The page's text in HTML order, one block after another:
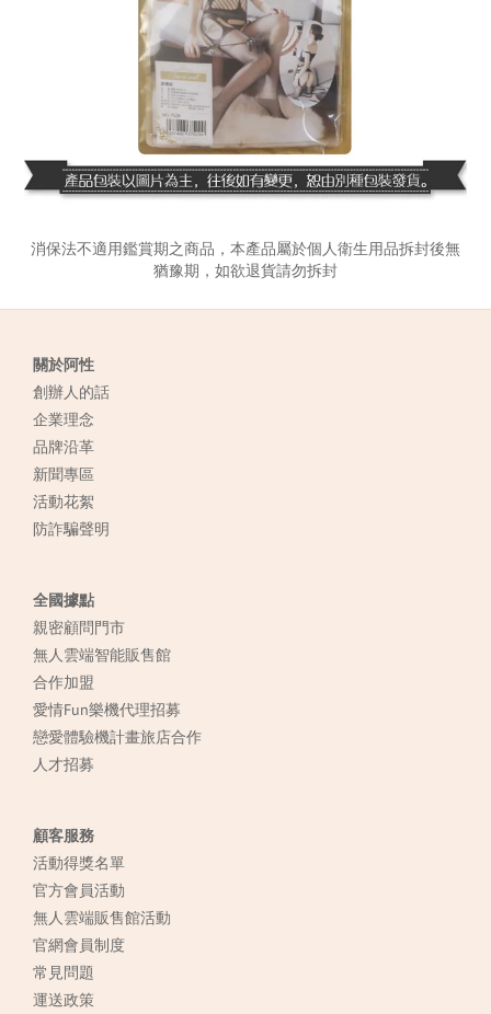
消保法不適用鑑賞期之商品，本產品屬於個人衛生用品拆封後無
猶豫期，如欲退貨請勿拆封
關於阿性
創辦人的話
企業理念
品牌沿革
新聞專區
活動花絮
防詐騙聲明
全國據點
親密顧問門市
無人雲端智能販售館
合作加盟
愛情Fun樂機代理招募
戀愛體驗機計畫旅店合作
人才招募
顧客服務
活動得獎名單
官方會員活動
無人雲端販售館活動
官網會員制度
常見問題
運送政策